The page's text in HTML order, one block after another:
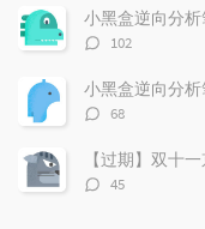
数：
小黑盒逆向分析
评
数：
102
小黑盒逆向分析
评
数：
68
【过期】双十
评
45